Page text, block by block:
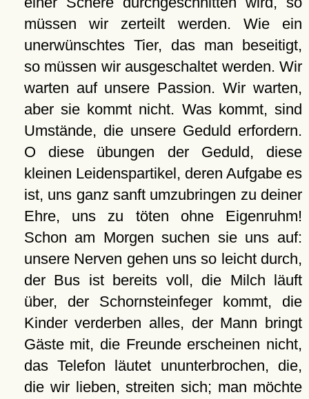
müssen wir zerteilt werden. Wie ein
unerwünschtes Tier, das man beseitigt,
so müssen wir ausgeschaltet werden. Wir
warten auf unsere Passion. Wir warten,
aber sie kommt nicht. Was kommt, sind
Umstände, die unsere Geduld erfordern.
O diese übungen der Geduld, diese
kleinen Leidenspartikel, deren Aufgabe es
ist, uns ganz sanft umzubringen zu deiner
Ehre, uns zu töten ohne Eigenruhm!
Schon am Morgen suchen sie uns auf:
unsere Nerven gehen uns so leicht durch,
der Bus ist bereits voll, die Milch läuft
über, der Schornsteinfeger kommt, die
Kinder verderben alles, der Mann bringt
Gäste mit, die Freunde erscheinen nicht,
das Telefon läutet ununterbrochen, die,
die wir lieben, streiten sich; man möchte